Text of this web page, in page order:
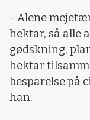
- Alene
hektar, så alle
gødskning,
hektar
besparelse på
han.